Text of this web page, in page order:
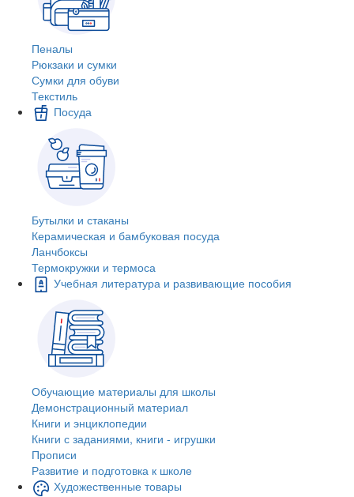
Пеналы
Рюкзаки и сумки
Сумки для обуви
Текстиль
Посуда
Бутылки и стаканы
Керамическая и бамбуковая посуда
Ланчбоксы
Термокружки и термоса
Учебная литература и развивающие пособия
Обучающие материалы для школы
Демонстрационный материал
Книги и энциклопедии
Книги с заданиями, книги - игрушки
Прописи
Развитие и подготовка к школе
Художественные товары